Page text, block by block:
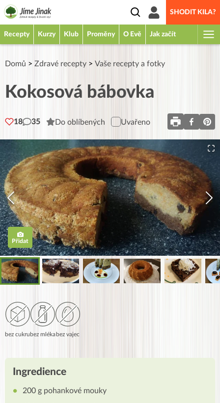
SHODIT KILA?
Recepty Kurzy Klub Proměny O Evě Jak začít
Domů > Zdravé recepty > Vaše recepty a fotky
Kokosová bábovka
18 35 Do oblíbených Uvařeno
Přidat
bez cukrubez mlékabez vajec
Ingredience
200 g pohankové mouky